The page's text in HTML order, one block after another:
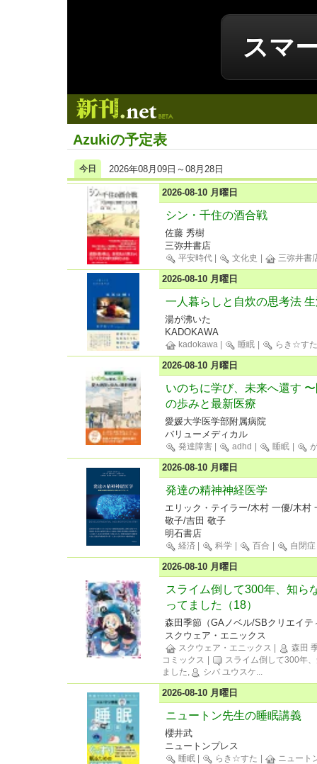
スマ
Azukiの予定表
今日 2026年08月09日～08月28日
2026-08-10 月曜日
シン・千住の酒合戦
佐藤 秀樹
三弥井書店
平安時代 | 文化史 | 三弥井書
2026-08-10 月曜日
一人暮らしと自炊の思考法
湯が沸いた
KADOKAWA
kadokawa | 睡眠 | らき☆すた
2026-08-10 月曜日
いのちに学び、未来へ還す
の歩みと最新医療
愛媛大学医学部附属病院
バリューメディカル
発達障害 | adhd | 睡眠 |
2026-08-10 月曜日
発達の精神神経医学
エリック・テイラー/木村 一優/木
敬子/吉田 敬子
明石書店
経済 | 科学 | 百合 | 自閉症
2026-08-10 月曜日
スライム倒して300年、知ら
ってました（18）
森田季節（GAノベル/SBクリエイ
スクウェア・エニックス
スクウェア・エニックス |
森田
コミックス |
スライム倒して300年
ました,
シバ ユウスケ
2026-08-10 月曜日
ニュートン先生の睡眠講義
櫻井武
ニュートンプレス
睡眠 | らき☆すた |
ニュート